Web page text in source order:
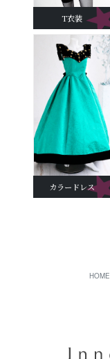
T衣装
カラードレス
HOME